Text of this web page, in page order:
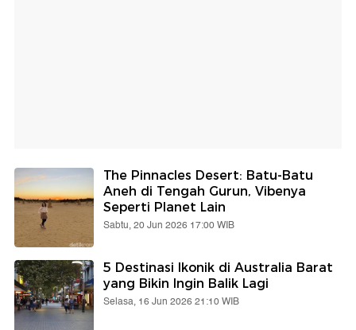
The Pinnacles Desert: Batu-Batu
Aneh di Tengah Gurun, Vibenya
Seperti Planet Lain
Sabtu, 20 Jun 2026 17:00 WIB
5 Destinasi Ikonik di Australia Barat
yang Bikin Ingin Balik Lagi
Selasa, 16 Jun 2026 21:10 WIB